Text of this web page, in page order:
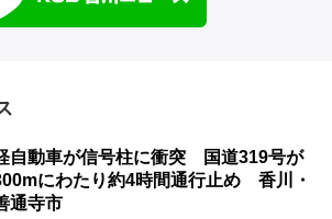
自動車が信号柱に衝突 国道319号が
にわたり約4時間通行止め 香川・
通寺市